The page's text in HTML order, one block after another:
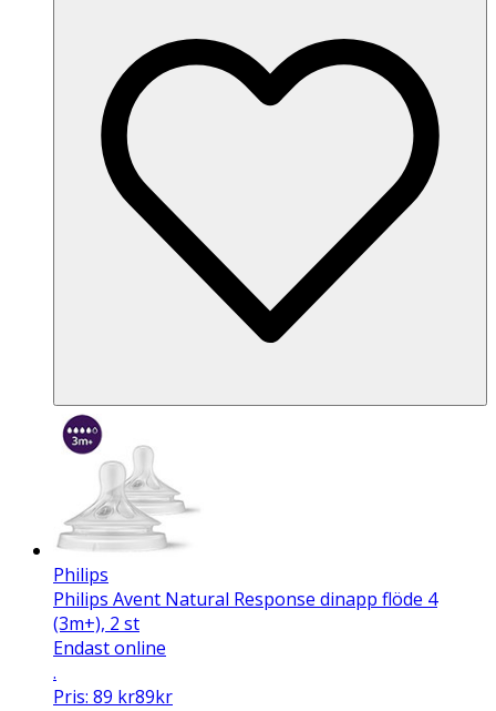
Philips
Philips Avent Natural Response dinapp flöde 4
(3m+), 2 st
Endast online
.
Pris: 89 kr89kr